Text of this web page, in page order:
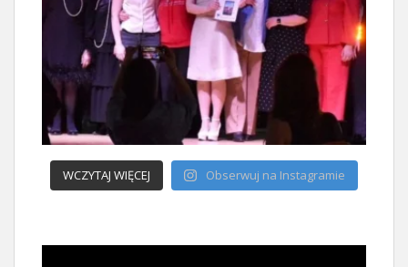
WCZYTAJ WIĘCEJ Obserwuj na Instagramie